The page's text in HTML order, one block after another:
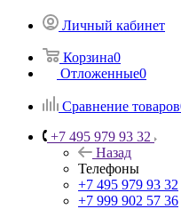
Личный кабинет
Корзина0
Отложенные0
Сравнение товаров
+7 495 979 93 32
Назад
Телефоны
+7 495 979 93 32
+7 999 902 57 36